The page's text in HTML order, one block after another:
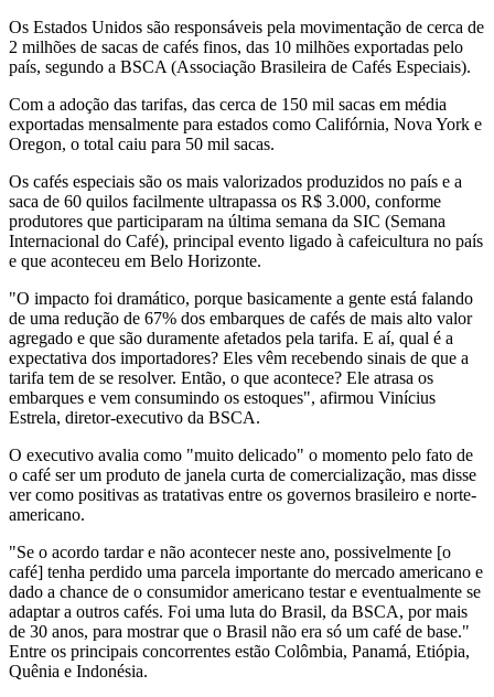
Os Estados Unidos são responsáveis pela movimentação de cerca de
2 milhões de sacas de cafés finos, das 10 milhões exportadas pelo
país, segundo a BSCA (Associação Brasileira de Cafés Especiais).
Com a adoção das tarifas, das cerca de 150 mil sacas em média
exportadas mensalmente para estados como Califórnia, Nova York e
Oregon, o total caiu para 50 mil sacas.
Os cafés especiais são os mais valorizados produzidos no país e a
saca de 60 quilos facilmente ultrapassa os R$ 3.000, conforme
produtores que participaram na última semana da SIC (Semana
Internacional do Café), principal evento ligado à cafeicultura no país
e que aconteceu em Belo Horizonte.
"O impacto foi dramático, porque basicamente a gente está falando
de uma redução de 67% dos embarques de cafés de mais alto valor
agregado e que são duramente afetados pela tarifa. E aí, qual é a
expectativa dos importadores? Eles vêm recebendo sinais de que a
tarifa tem de se resolver. Então, o que acontece? Ele atrasa os
embarques e vem consumindo os estoques", afirmou Vinícius
Estrela, diretor-executivo da BSCA.
O executivo avalia como "muito delicado" o momento pelo fato de
o café ser um produto de janela curta de comercialização, mas disse
ver como positivas as tratativas entre os governos brasileiro e norte-
americano.
"Se o acordo tardar e não acontecer neste ano, possivelmente [o
café] tenha perdido uma parcela importante do mercado americano e
dado a chance de o consumidor americano testar e eventualmente se
adaptar a outros cafés. Foi uma luta do Brasil, da BSCA, por mais
de 30 anos, para mostrar que o Brasil não era só um café de base."
Entre os principais concorrentes estão Colômbia, Panamá, Etiópia,
Quênia e Indonésia.